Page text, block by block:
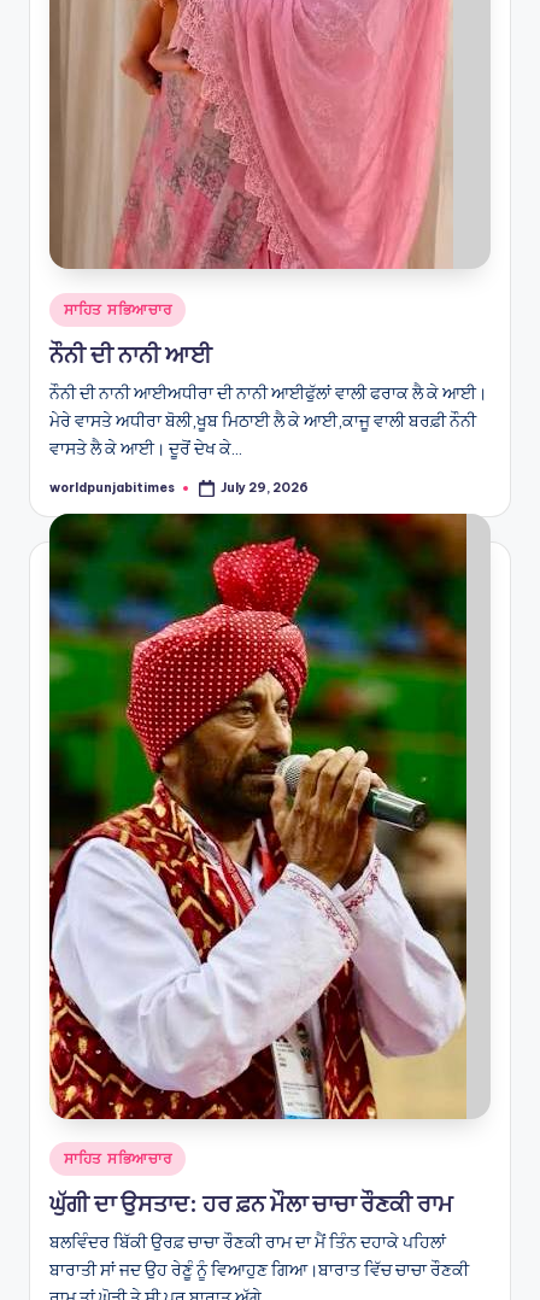
Posted
in
ਸਾਹਿਤ ਸਭਿਆਚਾਰ
ਨੌਨੀ ਦੀ ਨਾਨੀ ਆਈ
ਨੌਨੀ ਦੀ ਨਾਨੀ ਆਈਅਧੀਰਾ ਦੀ ਨਾਨੀ ਆਈਫੁੱਲਾਂ ਵਾਲੀ ਫਰਾਕ ਲੈ ਕੇ ਆਈ।
ਮੇਰੇ ਵਾਸਤੇ ਅਧੀਰਾ ਬੋਲੀ,ਖੂਬ ਮਿਠਾਈ ਲੈ ਕੇ ਆਈ,ਕਾਜੂ ਵਾਲੀ ਬਰਫ਼ੀ ਨੌਨੀ
ਵਾਸਤੇ ਲੈ ਕੇ ਆਈ। ਦੂਰੋਂ ਦੇਖ ਕੇ…
Posted
worldpunjabitimes July 29, 2026
Posted
in
ਸਾਹਿਤ ਸਭਿਆਚਾਰ
ਘੁੱਗੀ ਦਾ ਉਸਤਾਦ: ਹਰ ਫ਼ਨ ਮੌਲਾ ਚਾਚਾ ਰੌਣਕੀ ਰਾਮ
ਬਲਵਿੰਦਰ ਬਿੱਕੀ ਉਰਫ਼ ਚਾਚਾ ਰੌਣਕੀ ਰਾਮ ਦਾ ਮੈਂ ਤਿੰਨ ਦਹਾਕੇ ਪਹਿਲਾਂ
ਬਾਰਾਤੀ ਸਾਂ ਜਦ ਉਹ ਰੇਣੂੰ ਨੂੰ ਵਿਆਹੁਣ ਗਿਆ।ਬਾਰਾਤ ਵਿੱਚ ਚਾਚਾ ਰੌਣਕੀ